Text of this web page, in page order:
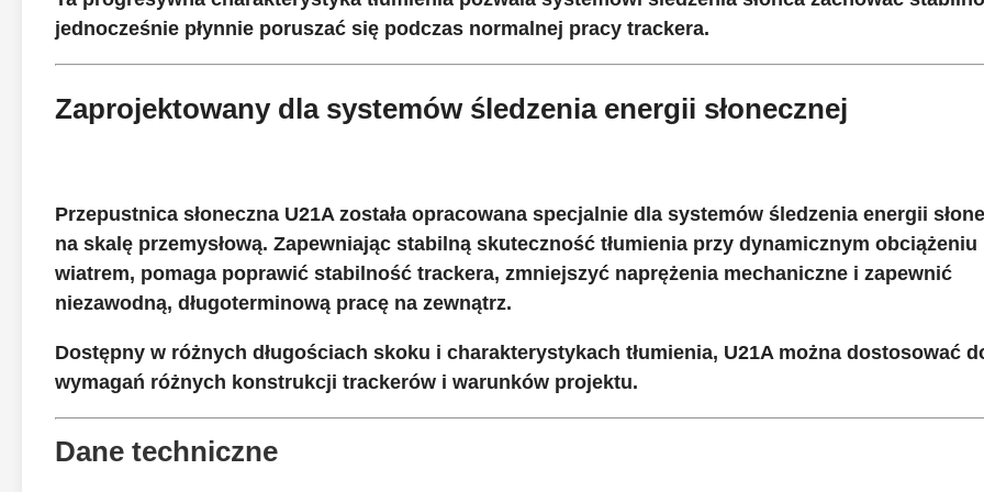
jednocześnie płynnie poruszać się podczas normalnej pracy trackera.
Zaprojektowany dla systemów śledzenia energii słonecznej
Przepustnica słoneczna U21A została opracowana specjalnie dla systemów śledzenia energii
na skalę przemysłową. Zapewniając stabilną skuteczność tłumienia przy dynamicznym obciążeniu
wiatrem, pomaga poprawić stabilność trackera, zmniejszyć naprężenia mechaniczne i zapewnić
niezawodną, ​​długoterminową pracę na zewnątrz.
Dostępny w różnych długościach skoku i charakterystykach tłumienia, U21A można dostosować
wymagań różnych konstrukcji trackerów i warunków projektu.
Dane techniczne